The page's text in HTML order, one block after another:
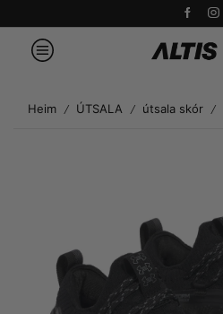
Heim / ÚTSALA / útsala skór /